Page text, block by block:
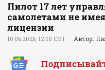
Пилот 17 лет
самолетами не
лицензии
10.06.2026, 12:00 EST Автор: